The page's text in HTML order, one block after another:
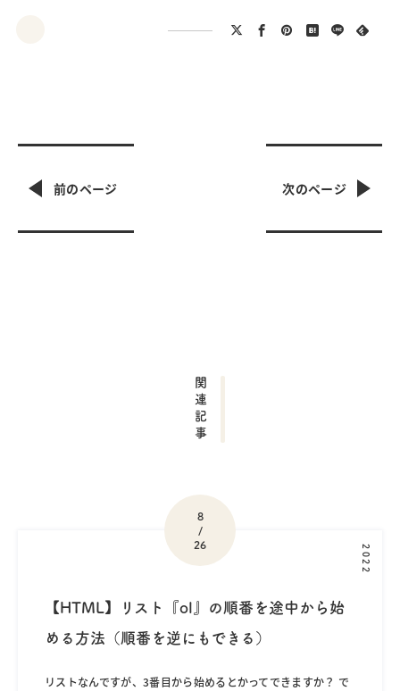
関連記事
8
/
26
2022
【HTML】リスト『ol』の順番を途中から始
める方法（順番を逆にもできる）
リストなんですが、3番目から始めるとかってできますか？ で